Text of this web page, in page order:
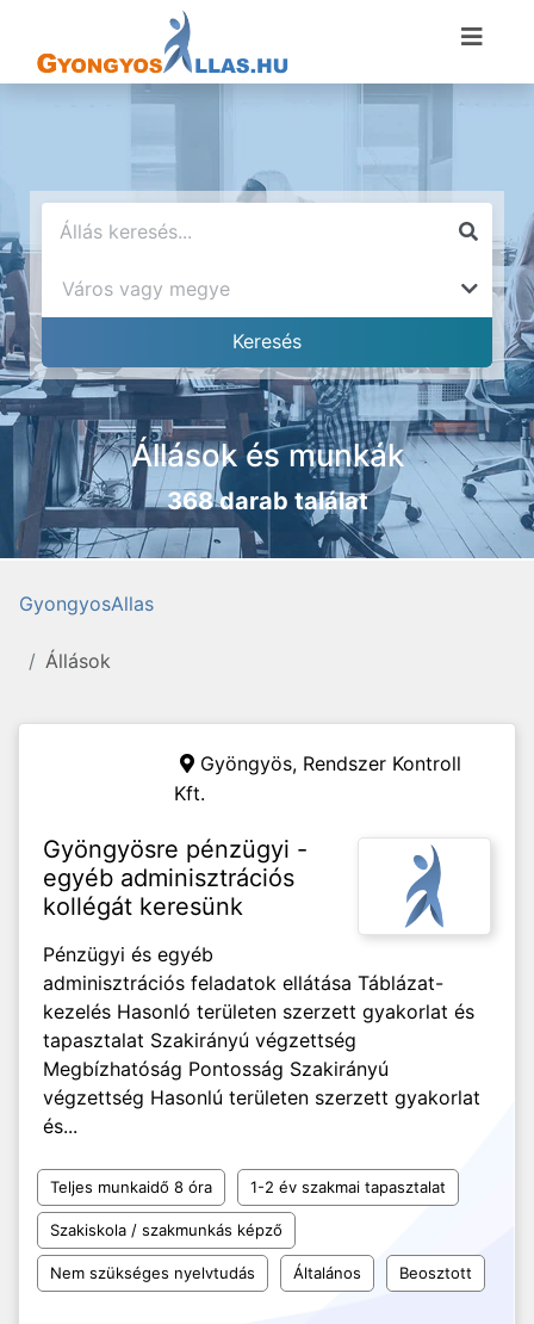
Állások és munkák
368 darab találat
GyongyosAllas
Állások
Gyöngyös, Rendszer Kontroll
Kft.
Gyöngyösre pénzügyi -
egyéb adminisztrációs
kollégát keresünk
Pénzügyi és egyéb
adminisztrációs feladatok ellátása Táblázat-
kezelés Hasonló területen szerzett gyakorlat és
tapasztalat Szakirányú végzettség
Megbízhatóság Pontosság Szakirányú
végzettség Hasonlú területen szerzett gyakorlat
és...
Teljes munkaidő 8 óra 1-2 év szakmai tapasztalat
Szakiskola / szakmunkás képző
Nem szükséges nyelvtudás Általános Beosztott